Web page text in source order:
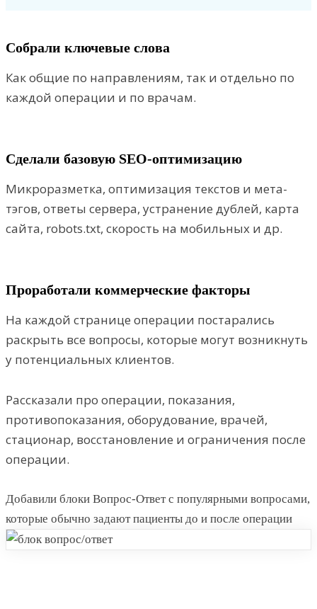
Собрали ключевые слова
Как общие по направлениям, так и отдельно по
каждой операции и по врачам.
Сделали базовую SEO-оптимизацию
Микроразметка, оптимизация текстов и мета-
тэгов, ответы сервера, устранение дублей, карта
сайта, robots.txt, скорость на мобильных и др.
Проработали коммерческие факторы
На каждой странице операции постарались
раскрыть все вопросы, которые могут возникнуть
у потенциальных клиентов.
Рассказали про операции, показания,
противопоказания, оборудование, врачей,
стационар, восстановление и ограничения после
операции.
Добавили блоки Вопрос-Ответ с популярными вопросами,
которые обычно задают пациенты до и после операции